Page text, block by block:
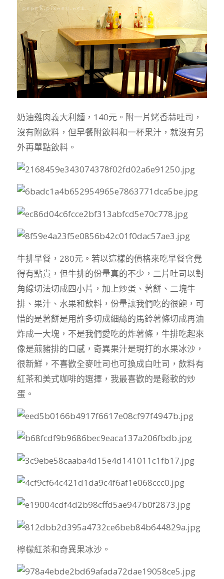
奶油雞肉義大利麵，140元。附一片烤香蒜吐司，
沒有附飲料，但早餐附飲料和一杯果汁，就沒有另
外再單點飲料。
牛排早餐，280元。若以這樣的價格來吃早餐會覺
得有點貴，但牛排的份量真的不少，二片吐司以對
角線切法切成四小片，加上炒蛋、薯餅、二塊牛
排、果汁、水果和飲料，份量讓我們吃的很飽，可
惜的是薯餅是用許多切成細絲的馬鈴薯條切成再油
炸成一大塊，不是我們愛吃的炸薯條，牛排吃起來
像是煎豬排的口感，奇異果汁是現打的水果冰沙，
很新鮮，不喜歡全麥吐司也可換成白吐司，飲料有
紅茶和美式咖啡的選擇，我最喜歡的是鬆軟的炒
蛋。
檸檬紅茶和奇異果冰沙。